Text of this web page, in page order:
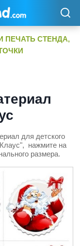
ПЕЧАТЬ СТЕНДА,
для детского
нажмите на
размера.